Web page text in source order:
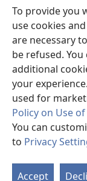
To provide you
use cookies
are necessary
be refused.
additional
your
used for
Policy on Use
You can
to Privacy
Accept
new
window)JW Hub ®
(opens
new
window)
®
Watchtower
Copyright© 2026